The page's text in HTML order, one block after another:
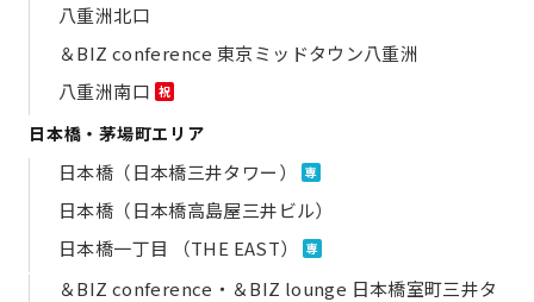
八重洲北口
＆BIZ conference 東京ミッドタウン八重洲
八重洲南口 祝
日本橋・茅場町エリア
日本橋（日本橋三井タワー） 専
日本橋（日本橋高島屋三井ビル）
日本橋一丁目 （THE EAST）
専
＆BIZ conference・＆BIZ lounge 日本橋室町三井タ